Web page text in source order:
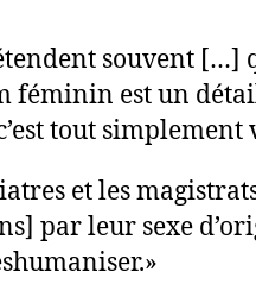
souvent […]
féminin est un
tout simplement
et les
par leur sexe